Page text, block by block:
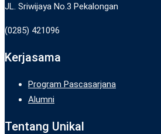
JL. Sriwijaya No.3 Pekalongan
(0285) 421096
Kerjasama
Program Pascasarjana
Alumni
Tentang Unikal